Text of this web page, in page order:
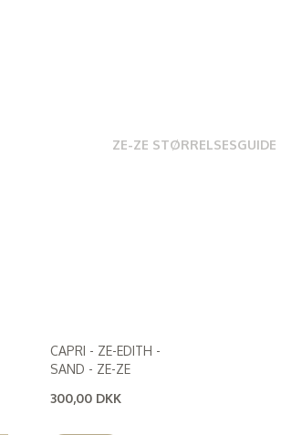
ZE-ZE STØRRELSESGUIDE
CAPRI - ZE-EDITH -
SAND - ZE-ZE
300,00 DKK